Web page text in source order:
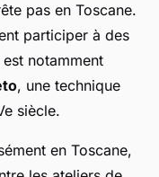
pas en Toscane.
participer à des
notamment
, une technique
siècle.
en Toscane,